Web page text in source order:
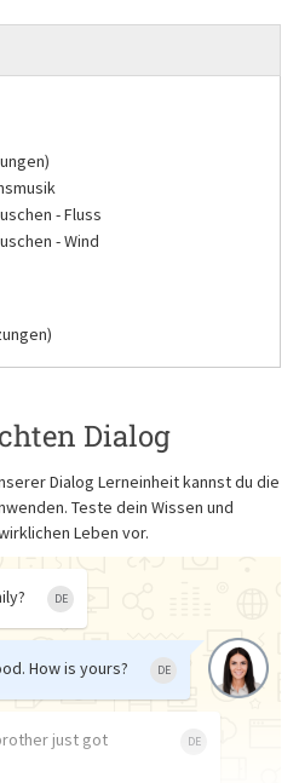
- Fluss
- Wind
Dialog
Dialog Lerneinheit kannst du die
Teste dein Wissen und
Leben vor.
DE
How is yours? DE
just got
DE